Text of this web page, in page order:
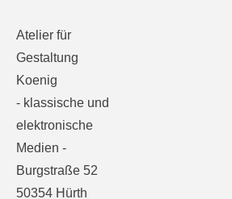
Atelier für
Gestaltung
Koenig
- klassische und
elektronische
Medien -
Burgstraße 52
50354 Hürth